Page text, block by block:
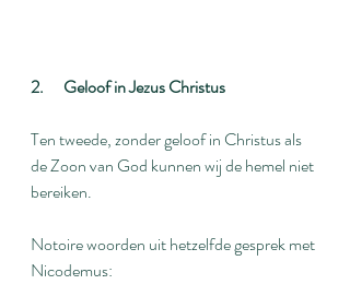
2.      Geloof in Jezus Christus
Ten tweede, zonder geloof in Christus als
de Zoon van God kunnen wij de hemel niet
bereiken.
Notoire woorden uit hetzelfde gesprek met
Nicodemus: